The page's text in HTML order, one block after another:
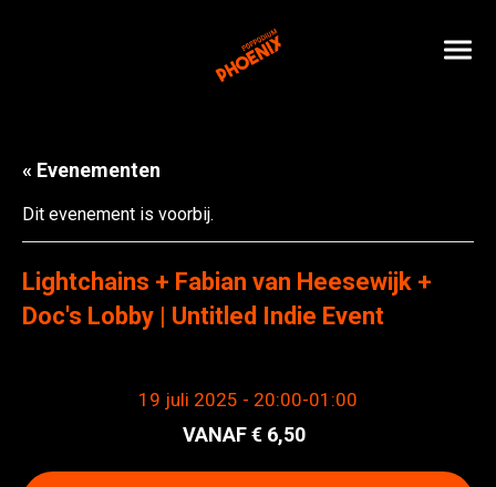
« Evenementen
Dit evenement is voorbij.
Lightchains + Fabian van Heesewijk +
Doc's Lobby | Untitled Indie Event
19 juli 2025 - 20:00-01:00
6,50